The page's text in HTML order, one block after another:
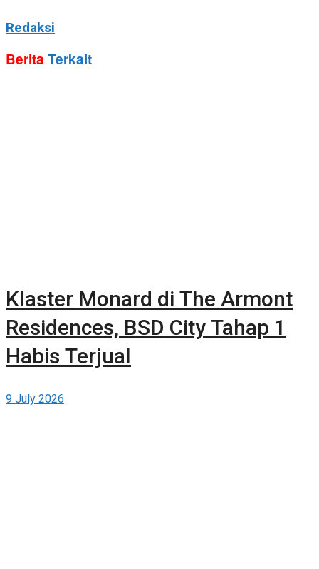
Redaksi
Berita Terkait
Klaster Monard di The Armont
Residences, BSD City Tahap 1
Habis Terjual
9 July 2026